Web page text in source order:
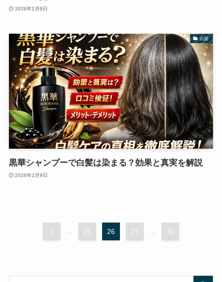
2026年2月9日
白髪
黒華シャンプーで白髪は染まる？効果と真実を解説
2026年2月9日
1 ... 25 26 27 ... 31